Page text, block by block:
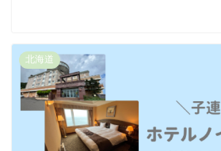
北海道